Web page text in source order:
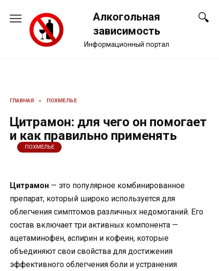
содержанию
Алкогольная
зависимость
Информационный портал
ГЛАВНАЯ » ПОХМЕЛЬЕ
Цитрамон: для чего он помогает
и как правильно применять
ПОХМЕЛЬЕ
Цитрамон — это популярное комбинированное
препарат, который широко используется для
облегчения симптомов различных недомоганий. Его
состав включает три активных компонента —
ацетаминофен, аспирин и кофеин, которые
объединяют свои свойства для достижения
эффективного облегчения боли и устранения